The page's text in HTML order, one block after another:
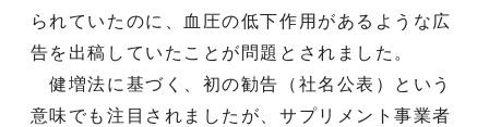
られていたのに、血圧の低下作用があるような広
告を出稿していたことが問題とされました。
健増法に基づく、初の勧告（社名公表）という
意味でも注目されましたが、サプリメント事業者